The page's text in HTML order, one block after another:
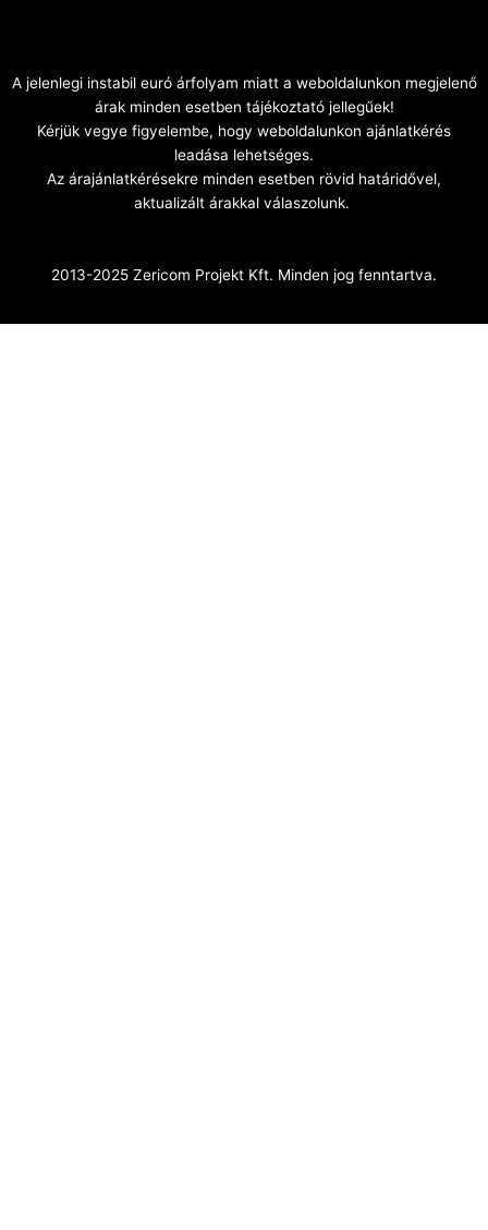
A jelenlegi instabil euró árfolyam miatt a weboldalunkon megjelenő
árak minden esetben tájékoztató jellegűek!
Kérjük vegye figyelembe, hogy weboldalunkon ajánlatkérés
leadása lehetséges.
Az árajánlatkérésekre minden esetben rövid határidővel,
aktualizált árakkal válaszolunk.
2013-2025 Zericom Projekt Kft. Minden jog fenntartva.